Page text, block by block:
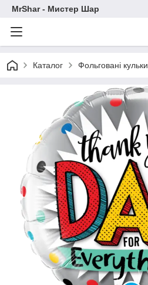
MrShar - Мистер Шар
Каталог Фольговані кульки